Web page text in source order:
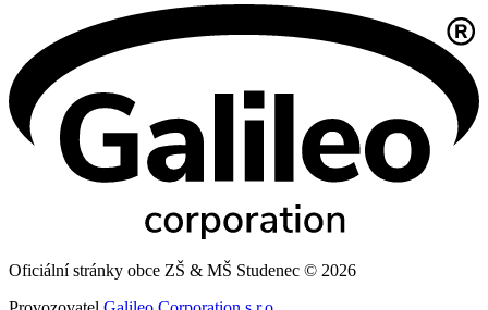
Oficiální stránky obce ZŠ & MŠ Studenec © 2026